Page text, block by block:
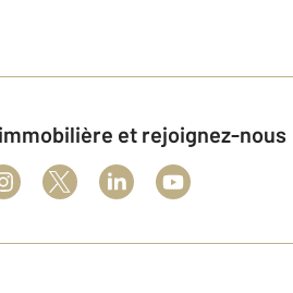
immobilière et rejoignez-nous